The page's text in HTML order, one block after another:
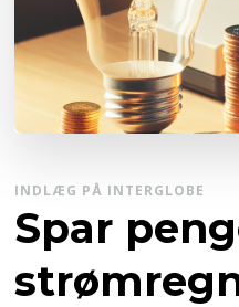
INDLÆG PÅ INTERGLOBE
Spar